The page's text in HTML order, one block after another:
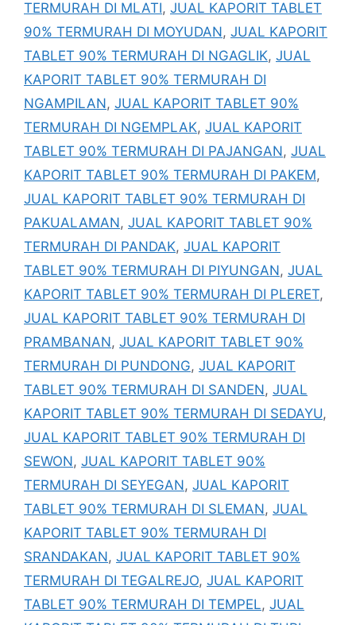
TERMURAH DI MLATI, JUAL KAPORIT TABLET
90% TERMURAH DI MOYUDAN, JUAL KAPORIT
TABLET 90% TERMURAH DI NGAGLIK, JUAL
KAPORIT TABLET 90% TERMURAH DI
NGAMPILAN, JUAL KAPORIT TABLET 90%
TERMURAH DI NGEMPLAK, JUAL KAPORIT
TABLET 90% TERMURAH DI PAJANGAN, JUAL
KAPORIT TABLET 90% TERMURAH DI PAKEM,
JUAL KAPORIT TABLET 90% TERMURAH DI
PAKUALAMAN, JUAL KAPORIT TABLET 90%
TERMURAH DI PANDAK, JUAL KAPORIT
TABLET 90% TERMURAH DI PIYUNGAN, JUAL
KAPORIT TABLET 90% TERMURAH DI PLERET,
JUAL KAPORIT TABLET 90% TERMURAH DI
PRAMBANAN, JUAL KAPORIT TABLET 90%
TERMURAH DI PUNDONG, JUAL KAPORIT
TABLET 90% TERMURAH DI SANDEN, JUAL
KAPORIT TABLET 90% TERMURAH DI SEDAYU,
JUAL KAPORIT TABLET 90% TERMURAH DI
SEWON, JUAL KAPORIT TABLET 90%
TERMURAH DI SEYEGAN, JUAL KAPORIT
TABLET 90% TERMURAH DI SLEMAN, JUAL
KAPORIT TABLET 90% TERMURAH DI
SRANDAKAN, JUAL KAPORIT TABLET 90%
TERMURAH DI TEGALREJO, JUAL KAPORIT
TABLET 90% TERMURAH DI TEMPEL, JUAL